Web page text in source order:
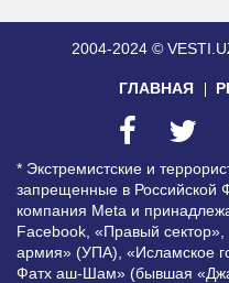
2004-2024 ©
ГЛАВНАЯ
* Экстремистские и
запрещенные в Российской
компания Meta и
Facebook, «Правый сектор»,
армия» (УПА), «Исламское
Фатх аш-Шам» (бывшая